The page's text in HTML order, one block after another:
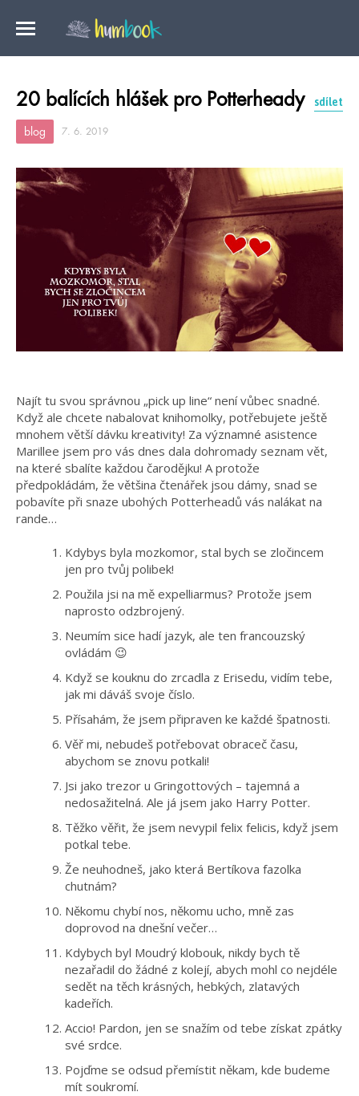
20 balících hlášek pro Potterheady sdílet
blog 7. 6. 2019
Najít tu svou správnou „pick up line“ není vůbec snadné.
Když ale chcete nabalovat knihomolky, potřebujete ještě
mnohem větší dávku kreativity! Za významné asistence
Marillee jsem pro vás dnes dala dohromady seznam vět,
na které sbalíte každou čarodějku! A protože
předpokládám, že většina čtenářek jsou dámy, snad se
pobavíte při snaze ubohých Potterheadů vás nalákat na
rande…
Kdybys byla mozkomor, stal bych se zločincem
jen pro tvůj polibek!
Použila jsi na mě expelliarmus? Protože jsem
naprosto odzbrojený.
Neumím sice hadí jazyk, ale ten francouzský
ovládám 😉
Když se kouknu do zrcadla z Erisedu, vidím tebe,
jak mi dáváš svoje číslo.
Přísahám, že jsem připraven ke každé špatnosti.
Věř mi, nebudeš potřebovat obraceč času,
abychom se znovu potkali!
Jsi jako trezor u Gringottových – tajemná a
nedosažitelná. Ale já jsem jako Harry Potter.
Těžko věřit, že jsem nevypil felix felicis, když jsem
potkal tebe.
Že neuhodneš, jako která Bertíkova fazolka
chutnám?
Někomu chybí nos, někomu ucho, mně zas
doprovod na dnešní večer…
Kdybych byl Moudrý klobouk, nikdy bych tě
nezařadil do žádné z kolejí, abych mohl co nejdéle
sedět na těch krásných, hebkých, zlatavých
kadeřích.
Accio! Pardon, jen se snažím od tebe získat zpátky
své srdce.
Pojďme se odsud přemístit někam, kde budeme
mít soukromí.